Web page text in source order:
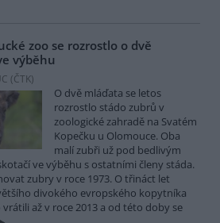
zoo se rozrostlo o dvě
výběhu
(ČTK)
O dvě mláďata se letos
rozrostlo stádo zubrů v
zoologické zahradě na Svatém
Kopečku u Olomouce. Oba
malí zubři už pod bedlivým
ve výběhu s ostatními členy stáda.
zubry v roce 1973. O třináct let
divokého evropského kopytníka
až v roce 2013 a od této doby se